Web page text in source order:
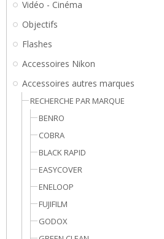
Vidéo - Cinéma
Objectifs
Flashes
Accessoires Nikon
Accessoires autres marques
RECHERCHE PAR MARQUE
BENRO
COBRA
BLACK RAPID
EASYCOVER
ENELOOP
FUJIFILM
GODOX